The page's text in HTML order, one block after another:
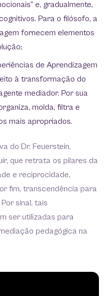
e, gradualmente,
Para o filósofo, a
fornecem elementos
de Aprendizagem
à transformação do
mediador. Por sua
molda, filtra e
mais apropriados.
do Dr. Feuerstein,
que retrata os pilares da
e reciprocidade,
fim, transcendência para
sinal, tais
ser utilizadas para
pedagógica na